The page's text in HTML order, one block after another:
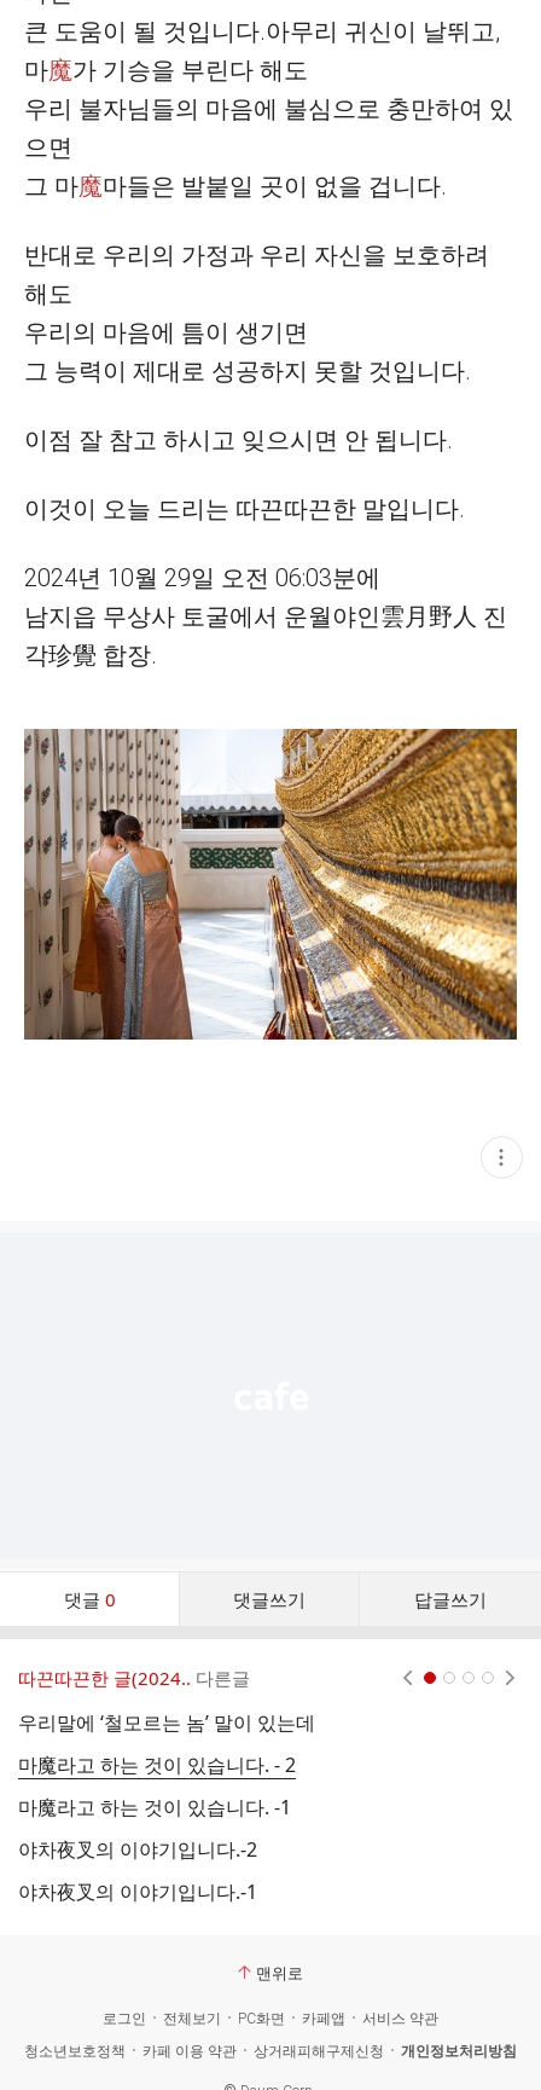
큰 도움이 될 것입니다.아무리 귀신이 날뛰고,
마魔가 기승을 부린다 해도
우리 불자님들의 마음에 불심으로 충만하여 있
으면
그 마魔마들은 발붙일 곳이 없을 겁니다.
반대로 우리의 가정과 우리 자신을 보호하려
해도
우리의 마음에 틈이 생기면
그 능력이 제대로 성공하지 못할 것입니다.
이점 잘 참고 하시고 잊으시면 안 됩니다.
이것이 오늘 드리는 따끈따끈한 말입니다.
2024년 10월 29일 오전 06:03분에
남지읍 무상사 토굴에서 운월야인雲月野人 진
각珍覺 합장.
현
재
댓글 0 댓글쓰기 답글쓰기
댓
따끈따끈한 글(2024.. 다른글
우리말에 ‘철모르는 놈’ 말이 있는데
마魔라고 하는 것이 있습니다. - 2
마魔라고 하는 것이 있습니다. -1
야차夜叉의 이야기입니다.-2
야차夜叉의 이야기입니다.-1
맨위로
로그인 전체보기 PC화면 카페앱
서비스 약관
청소년보호정책
카페 이용 약관 상거래피해구제신청 개인정보처리방침